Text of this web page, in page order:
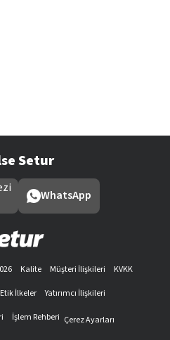
Setur
WhatsApp
Kalite Müşteri İlişkileri
KVKK
İlkeler
Yatırımcı İlişkileri
İşlem Rehberi Çerez Ayarları